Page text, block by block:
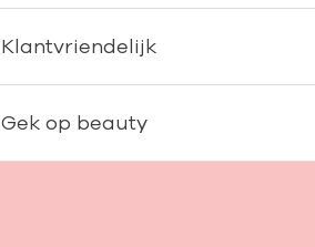
Klantvriendelijk
Gek op beauty